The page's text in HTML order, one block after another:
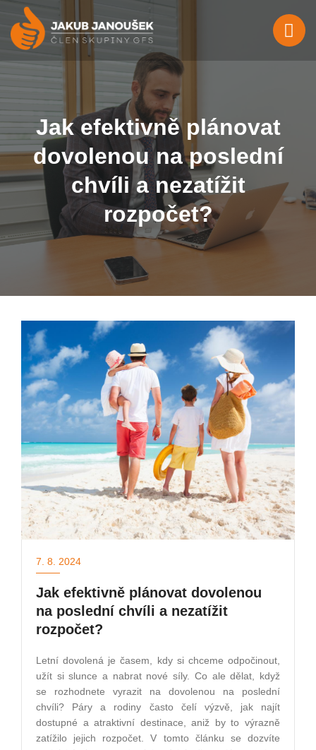
Jak efektivně plánovat
dovolenou na poslední
chvíli a nezatížit
rozpočet?
7. 8. 2024
Jak efektivně plánovat dovolenou
na poslední chvíli a nezatížit
rozpočet?
Letní dovolená je časem, kdy si chceme odpočinout,
užít si slunce a nabrat nové síly. Co ale dělat, když
se rozhodnete vyrazit na dovolenou na poslední
chvíli? Páry a rodiny často čelí výzvě, jak najít
dostupné a atraktivní destinace, aniž by to výrazně
zatížilo jejich rozpočet. V tomto článku se dozvíte